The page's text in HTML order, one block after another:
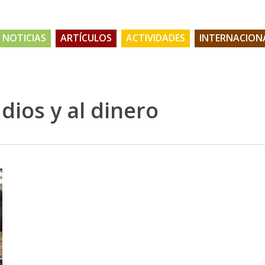
NOTICIAS ARTÍCULOS ACTIVIDADES
y al dinero